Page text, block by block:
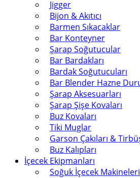
Jigger
Bijon & Akıtıcı
Barmen Sıkacaklar
Bar Konteyner
Şarap Soğutucular
Bar Bardakları
Bardak Soğutucuları
Bar Blender Hazne
Şarap Aksesuarları
Şarap Şişe Kovaları
Buz Kovaları
Tiki Muglar
Garson Çakıları &
Buz Kalıpları
İçecek Ekipmanları
Soğuk İçecek Makineleri